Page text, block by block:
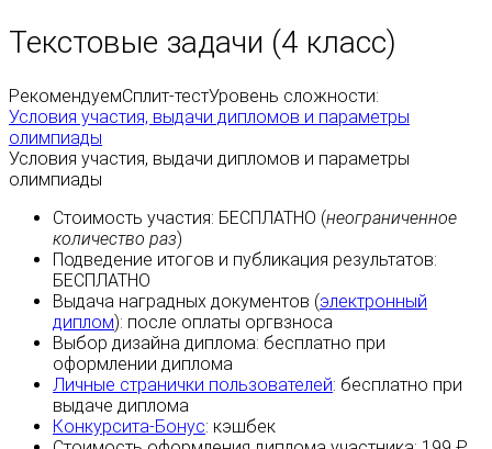
Текстовые задачи (4 класс)
РекомендуемСплит-тестУровень сложности:
Условия участия, выдачи дипломов и параметры
олимпиады
Условия участия, выдачи дипломов и параметры
олимпиады
Стоимость участия: БЕСПЛАТНО (неограниченное
количество раз)
Подведение итогов и публикация результатов:
БЕСПЛАТНО
Выдача наградных документов (электронный
диплом): после оплаты оргвзноса
Выбор дизайна диплома: бесплатно при
оформлении диплома
Личные странички пользователей: бесплатно при
выдаче диплома
Конкурсита-Бонус: кэшбек